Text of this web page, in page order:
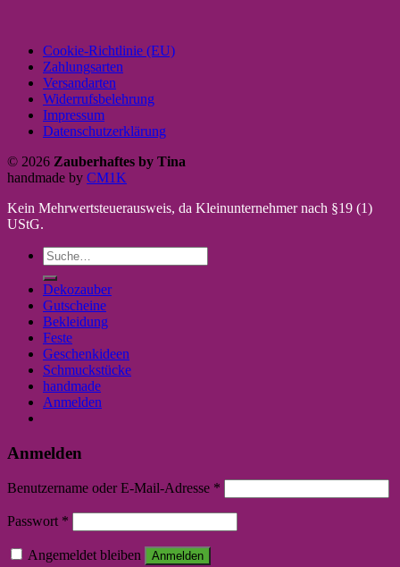
Cookie-Richtlinie (EU)
Zahlungsarten
Versandarten
Widerrufsbelehrung
Impressum
Datenschutzerklärung
© 2026 Zauberhaftes by Tina
handmade by CM1K
Kein Mehrwertsteuerausweis, da Kleinunternehmer nach §19 (1)
UStG.
Suche
nach:
Dekozauber
Gutscheine
Bekleidung
Feste
Geschenkideen
Schmuckstücke
handmade
Anmelden
Anmelden
Benutzername oder E-Mail-Adresse *
Passwort *
Angemeldet bleiben Anmelden